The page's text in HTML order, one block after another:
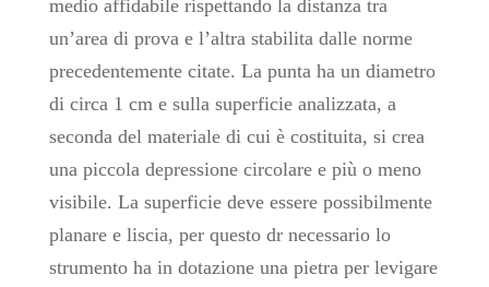
medio affidabile rispettando la distanza tra
un’area di prova e l’altra stabilita dalle norme
precedentemente citate. La punta ha un diametro
di circa 1 cm e sulla superficie analizzata, a
seconda del materiale di cui è costituita, si crea
una piccola depressione circolare e più o meno
visibile. La superficie deve essere possibilmente
planare e liscia, per questo dr necessario lo
strumento ha in dotazione una pietra per levigare